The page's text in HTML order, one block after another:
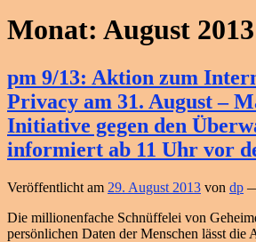
Monat: August 2013
pm 9/13: Aktion zum
Privacy am 31. August –
Initiative gegen den
informiert ab 11 Uhr vor
Veröffentlicht am 29. August 2013 von dp
Die millionenfache Schnüffelei von
persönlichen Daten der Menschen lässt die